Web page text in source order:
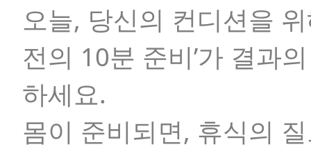
오늘, 당신의 컨디션을
전의 10분 준비’가 결과
하세요.
몸이 준비되면, 휴식의